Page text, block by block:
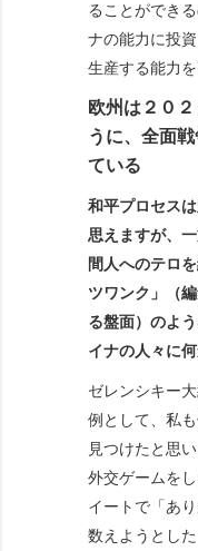
ることができ
ナの能力に投
生産する能力
欧州は２０
うに、全面
ている
和平プロセス
思えますが、
間人へのテロ
ツワンク」（
る盤面）のよ
イナの人々に
ゼレンシキー
例として、私
見つけたと思
外交ゲームを
イートで「あ
数えようとし